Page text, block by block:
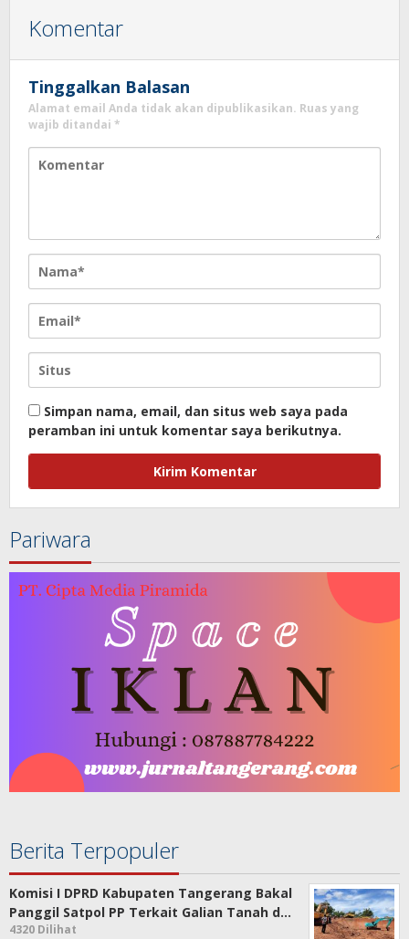
Komentar
Tinggalkan Balasan
Alamat email Anda tidak akan dipublikasikan. Ruas yang
wajib ditandai *
Simpan nama, email, dan situs web saya pada
peramban ini untuk komentar saya berikutnya.
Pariwara
Berita Terpopuler
Komisi I DPRD Kabupaten Tangerang Bakal
Panggil Satpol PP Terkait Galian Tanah d…
4320 Dilihat